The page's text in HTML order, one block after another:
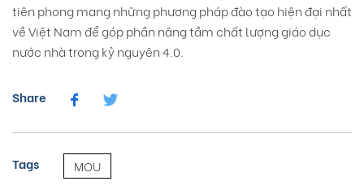
tiên phong mang những phương pháp đào tạo hiện đại nhất
về Việt Nam để góp phần nâng tầm chất lượng giáo dục
nước nhà trong kỷ nguyên 4.0.
Share
Tags MOU